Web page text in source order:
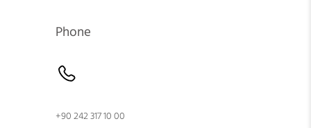
Phone
+90 242 317 10 00